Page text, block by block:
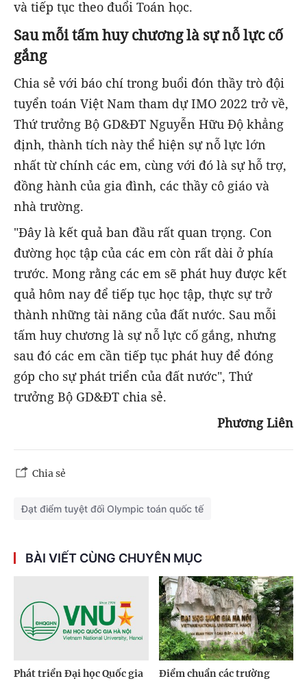
và tiếp tục theo đuổi Toán học.
Sau mỗi tấm huy chương là sự nỗ lực cố
gắng
Chia sẻ với báo chí trong buổi đón thầy trò đội
tuyển toán Việt Nam tham dự IMO 2022 trở về,
Thứ trưởng Bộ GD&ĐT Nguyễn Hữu Độ khẳng
định, thành tích này thể hiện sự nỗ lực lớn
nhất từ chính các em, cùng với đó là sự hỗ trợ,
đồng hành của gia đình, các thầy cô giáo và
nhà trường.
"Đây là kết quả ban đầu rất quan trọng. Con
đường học tập của các em còn rất dài ở phía
trước. Mong rằng các em sẽ phát huy được kết
quả hôm nay để tiếp tục học tập, thực sự trở
thành những tài năng của đất nước. Sau mỗi
tấm huy chương là sự nỗ lực cố gắng, nhưng
sau đó các em cần tiếp tục phát huy để đóng
góp cho sự phát triển của đất nước", Thứ
trưởng Bộ GD&ĐT chia sẻ.
Phương Liên
Chia sẻ
Đạt điểm tuyệt đối Olympic toán quốc tế
BÀI VIẾT CÙNG CHUYÊN MỤC
Phát triển Đại học Quốc gia Điểm chuẩn các trường